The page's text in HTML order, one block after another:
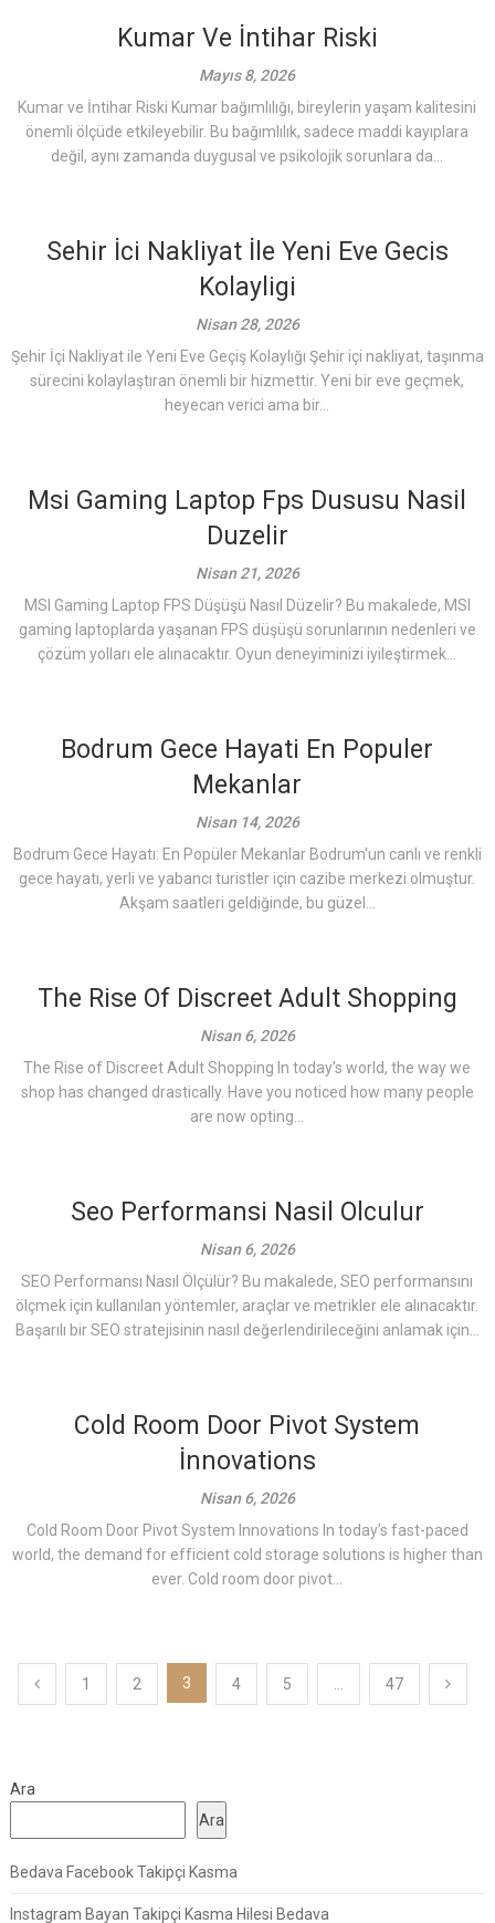
Kumar Ve İntihar Riski
Mayıs 8, 2026
Kumar ve İntihar Riski Kumar bağımlılığı, bireylerin yaşam kalitesini
önemli ölçüde etkileyebilir. Bu bağımlılık, sadece maddi kayıplara
değil, aynı zamanda duygusal ve psikolojik sorunlara da...
Sehir İci Nakliyat İle Yeni Eve Gecis
Kolayligi
Nisan 28, 2026
Şehir İçi Nakliyat ile Yeni Eve Geçiş Kolaylığı Şehir içi nakliyat, taşınma
sürecini kolaylaştıran önemli bir hizmettir. Yeni bir eve geçmek,
heyecan verici ama bir...
Msi Gaming Laptop Fps Dususu Nasil
Duzelir
Nisan 21, 2026
MSI Gaming Laptop FPS Düşüşü Nasıl Düzelir? Bu makalede, MSI
gaming laptoplarda yaşanan FPS düşüşü sorunlarının nedenleri ve
çözüm yolları ele alınacaktır. Oyun deneyiminizi iyileştirmek...
Bodrum Gece Hayati En Populer
Mekanlar
Nisan 14, 2026
Bodrum Gece Hayatı: En Popüler Mekanlar Bodrum’un canlı ve renkli
gece hayatı, yerli ve yabancı turistler için cazibe merkezi olmuştur.
Akşam saatleri geldiğinde, bu güzel...
The Rise Of Discreet Adult Shopping
Nisan 6, 2026
The Rise of Discreet Adult Shopping In today’s world, the way we
shop has changed drastically. Have you noticed how many people
are now opting...
Seo Performansi Nasil Olculur
Nisan 6, 2026
SEO Performansı Nasıl Ölçülür? Bu makalede, SEO performansını
ölçmek için kullanılan yöntemler, araçlar ve metrikler ele alınacaktır.
Başarılı bir SEO stratejisinin nasıl değerlendirileceğini anlamak için...
Cold Room Door Pivot System
İnnovations
Nisan 6, 2026
Cold Room Door Pivot System Innovations In today’s fast-paced
world, the demand for efficient cold storage solutions is higher than
ever. Cold room door pivot...
Yazı
1 2 3 4 5 47
Ara
Ara
Bedava Facebook Takipçi Kasma
Instagram Bayan Takipçi Kasma Hilesi Bedava